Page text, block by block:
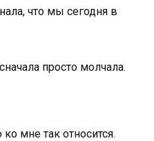
что мы сегодня в
просто молчала.
мне так относится.